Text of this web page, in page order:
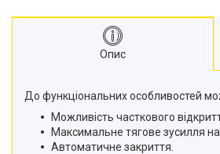
Опис
До функціональних особливостей
Можливість часткового
Максимальне тягове зусилля на
Автоматичне закриття.